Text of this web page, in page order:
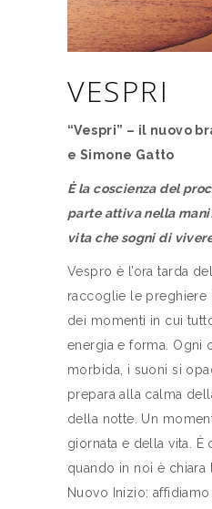
VESPRI
“Vespri” – il nuovo
e Simone Gatto
È la coscienza del
parte attiva nella
vita che sogni di
Vespro è l’ora tarda
raccoglie le preghiere
dei momenti in cui
energia e forma. Ogni
morbida, i suoni si
prepara alla calma
della notte. Un
giornata e della vita. È
quando in noi è chiara
Nuovo Inizio: